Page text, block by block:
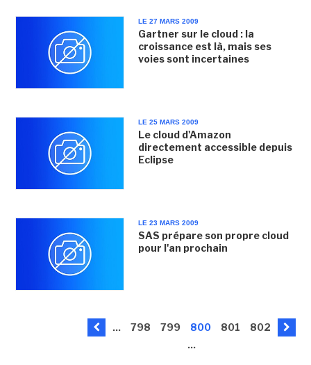
LE 27 MARS 2009
Gartner sur le cloud : la
croissance est là, mais ses
voies sont incertaines
LE 25 MARS 2009
Le cloud d'Amazon
directement accessible depuis
Eclipse
LE 23 MARS 2009
SAS prépare son propre cloud
pour l'an prochain
... 798 799 800 801
802
...